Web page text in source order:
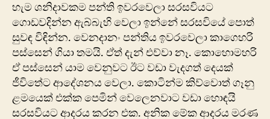
හැම ශනිදාවකම පන්ති ඉවරවෙලා සරසවියට
ගොඩවදින්න ඇබ්බැහි වෙලා ඉන්නේ සරසවියේ පොත්
සුවඳ විඳින්න. වෙනදානං පන්තිය ඉවරවෙලා කාගෙහරි
පස්සෙන් ගියා තමයි. ඒත් දැන් එව්වා නෑ. කොහොමහරි
ඒ පස්සෙන් යාම වෙනුවට ඊට වඩා වැදගත් දෙයක්
ජීවිතේට ආදේශනය වෙලා. කොටින්ම කිව්වොත් ගෑනු
ළමයෙක් එක්ක පෙමින් වෙලෙනවාට වඩා හොඳයි
සරසවියට ආදරය කරන එක. අනික මේක ආදරය මරණ